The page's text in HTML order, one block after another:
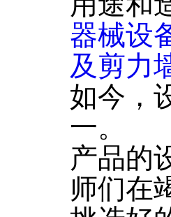
器械设
及剪力
如今，
一。
产品的
师们在